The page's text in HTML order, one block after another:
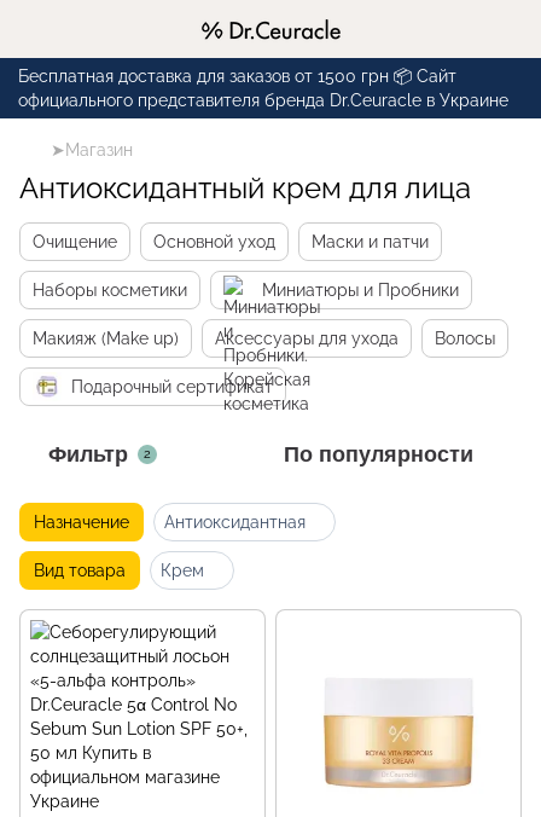
Бесплатная доставка для заказов от 1500 грн 📦 Сайт
официального представителя бренда Dr.Ceuracle в Украине
➤Магазин
Антиоксидантный крем для лица
Очищение Основной уход Маски и патчи
Наборы косметики Миниатюры и Пробники
Макияж (Make up) Аксессуары для ухода Волосы
Подарочный сертификат
Фильтр 2 По популярности
Назначение Антиоксидантная
Вид товара Крем